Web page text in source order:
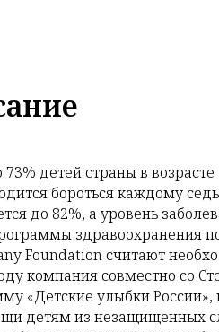
детей страны в
бороться каждому
до 82%, а уровень
здравоохранения
Foundation считают
компания совместно со
«Детские улыбки
детям из незащищенных